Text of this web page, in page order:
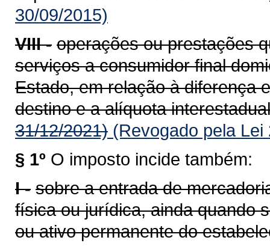
30/09/2015)
VIII - operações ou prestações
serviços a consumidor final
Estado, em relação à diferença
destino e a alíquota
31/12/2021) (Revogado pela
§ 1º O imposto incide também:
I - sobre a entrada de
física ou jurídica, ainda quando
ou ativo permanente do